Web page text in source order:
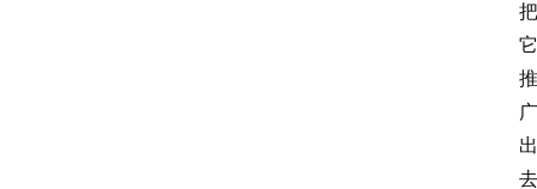
把
它
推
广
出
去